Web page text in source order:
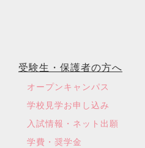
受験生・保護者の方へ
オープンキャンパス
学校見学お申し込み
入試情報・ネット出願
学費・奨学金